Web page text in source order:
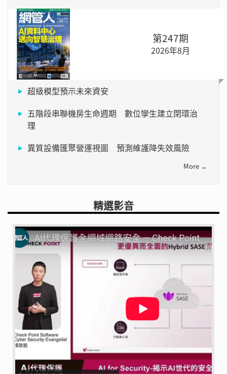
第247期
2026年8月
超級模型預示未來資安
五階段串聯機房生命週期 數位孿生建立閉環治
理
異質設備匯聚營運視圖 預測維護降失效風險
More →
精選影音